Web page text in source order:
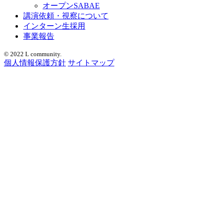
オープンSABAE
講演依頼・視察について
インターン生採用
事業報告
© 2022 L community.
個人情報保護方針 サイトマップ